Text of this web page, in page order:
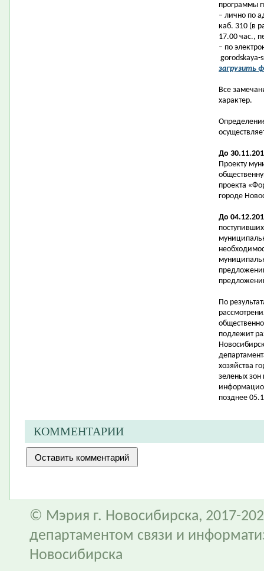
программы
– лично по
каб. 310 (в
17.00 час.,
– по
загрузить
Все
характер.
До
Проекту
проекта
городе
До
По
подлежит
хозяйства
зеленых
позднее
КОММЕНТАРИИ
© Мэрия г. Новосибирска, 2017-
департаментом связи и
Новосибирска